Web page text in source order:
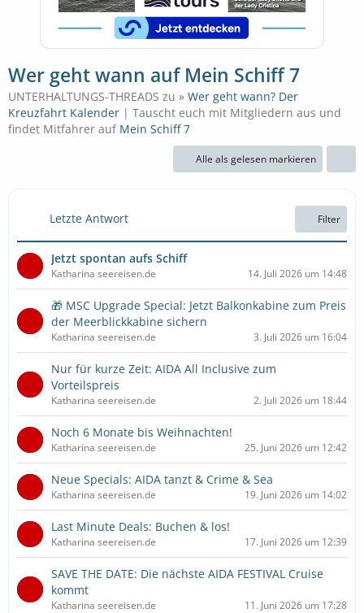
Wer geht wann auf Mein Schiff 7
UNTERHALTUNGS-THREADS zu » Wer geht wann? Der
Kreuzfahrt Kalender | Tauscht euch mit Mitgliedern aus und
findet Mitfahrer auf Mein Schiff 7
Alle als gelesen markieren
Letzte Antwort Filter
Jetzt spontan aufs Schiff
Katharina seereisen.de 14. Juli 2026 um 14:48
🎁 MSC Upgrade Special: Jetzt Balkonkabine zum Preis
der Meerblickkabine sichern
Katharina seereisen.de 3. Juli 2026 um 16:04
Nur für kurze Zeit: AIDA All Inclusive zum
Vorteilspreis
Katharina seereisen.de 2. Juli 2026 um 18:44
Noch 6 Monate bis Weihnachten!
Katharina seereisen.de 25. Juni 2026 um 12:42
Neue Specials: AIDA tanzt & Crime & Sea
Katharina seereisen.de 19. Juni 2026 um 14:02
Last Minute Deals: Buchen & los!
Katharina seereisen.de 17. Juni 2026 um 12:39
SAVE THE DATE: Die nächste AIDA FESTIVAL Cruise
kommt
Katharina seereisen.de 11. Juni 2026 um 17:28